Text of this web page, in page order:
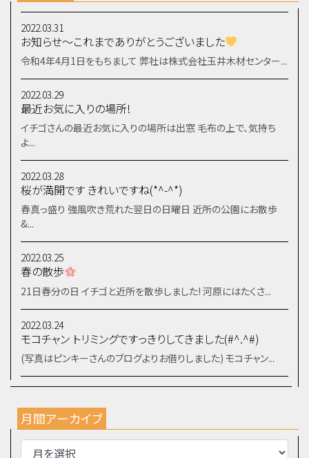
2022.03.31
お知らせ～これまでありがとうございました
令和4年4月1日をもちまして 弊社は株式会社玉井木材センター...
2022.03.29
最近お気に入りの場所!
イチゴさんの最近お気に入りの場所は出窓 毛布の上で、気持ち
よ...
2022.03.28
桜が満開です きれいですね(*^-^*)
春真っ盛り 強風吹き荒れた翌日の日曜日 近所の公園にお散歩
&...
2022.03.25
春の散歩
21日春分の日 イチゴと近所を散歩しました! 河原にはたくさ...
2022.03.24
モコチャン トリミングですっきりしてきました(#^.^#)
(写真はピンキーさんのブログよりお借りしました) モコチャン...
月間アーカイブ